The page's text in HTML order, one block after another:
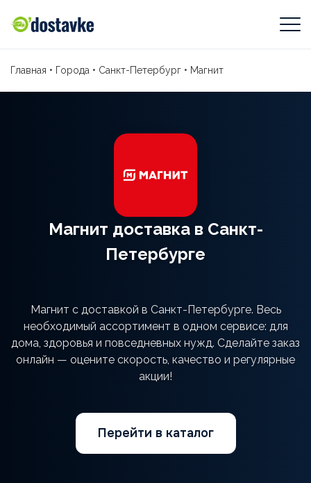
Главная • Города • Санкт-Петербург • Магнит
Магнит доставка в Санкт-
Петербурге
Магнит с доставкой в Санкт-Петербурге. Весь
необходимый ассортимент в одном сервисе: для
дома, здоровья и повседневных нужд. Сделайте заказ
онлайн — оцените скорость, качество и регулярные
акции!
Перейти в каталог